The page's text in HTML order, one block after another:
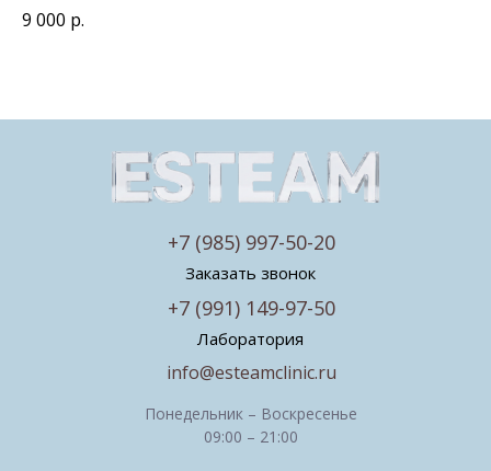
9 000 р.
Понедельник – Воскресенье
09:00 – 21:00
Заказать звонок
Лаборатория
info@esteamclinic.ru
+7 (991) 149-97-50
+7 (985) 997-50-20